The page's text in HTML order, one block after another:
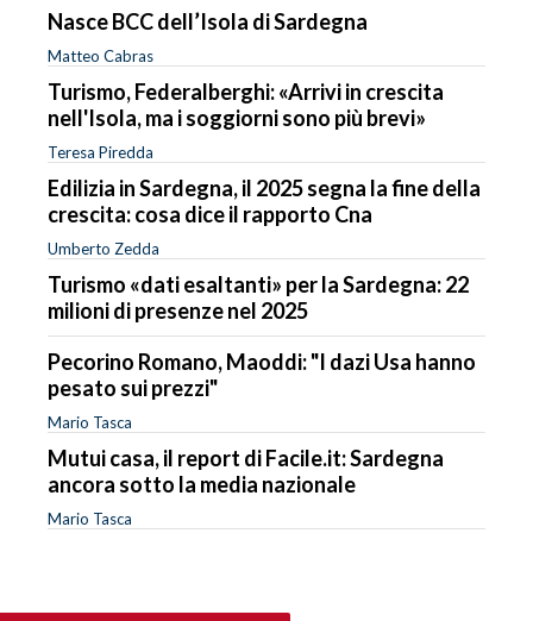
Nasce BCC dell’Isola di Sardegna
Matteo Cabras
Turismo, Federalberghi: «Arrivi in crescita
nell'Isola, ma i soggiorni sono più brevi»
Teresa Piredda
Edilizia in Sardegna, il 2025 segna la fine della
crescita: cosa dice il rapporto Cna
Umberto Zedda
Turismo «dati esaltanti» per la Sardegna: 22
milioni di presenze nel 2025
Pecorino Romano, Maoddi: "I dazi Usa hanno
pesato sui prezzi"
Mario Tasca
Mutui casa, il report di Facile.it: Sardegna
ancora sotto la media nazionale
Mario Tasca